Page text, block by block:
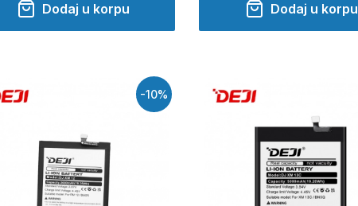
Dodaj u korpu Dodaj u korpu
-10%